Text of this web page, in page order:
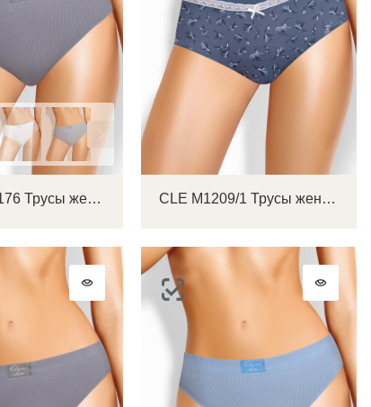
CLE C15-1176 Трусы женские слипы CLE M1209/1 Трусы женские макси